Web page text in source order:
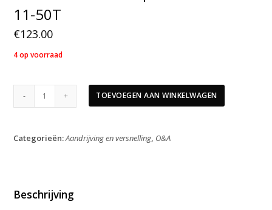
11-50T
€123.00
4 op voorraad
Sram
NX
aantal
TOEVOEGEN AAN WINKELWAGEN
Categorieën:Aandrijving en versnelling, O&A
Beschrijving